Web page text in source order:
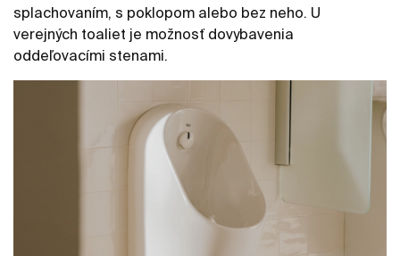
splachovaním, s poklopom alebo bez neho. U
verejných toaliet je možnosť dovybavenia
oddeľovacími stenami.